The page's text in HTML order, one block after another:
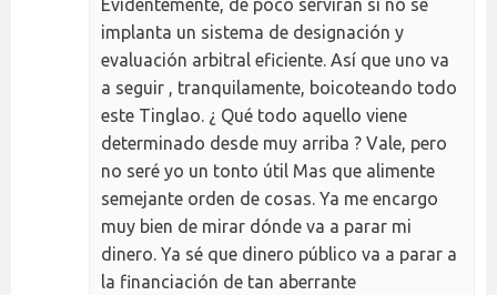
Evidentemente, de poco servirán si no se
implanta un sistema de designación y
evaluación arbitral eficiente. Así que uno va
a seguir , tranquilamente, boicoteando todo
este Tinglao. ¿ Qué todo aquello viene
determinado desde muy arriba ? Vale, pero
no seré yo un tonto útil Mas que alimente
semejante orden de cosas. Ya me encargo
muy bien de mirar dónde va a parar mi
dinero. Ya sé que dinero público va a parar a
la financiación de tan aberrante